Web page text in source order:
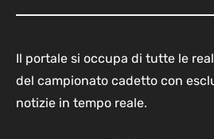
Il portale si occupa di tutte le
del campionato cadetto con
notizie in tempo reale.